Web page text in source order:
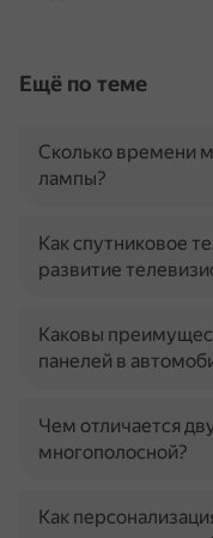
Ещё по теме
Сколько времени
лампы?
Как спутниковое
развитие
Каковы
панелей в
Чем отличается
многополосной?
Как